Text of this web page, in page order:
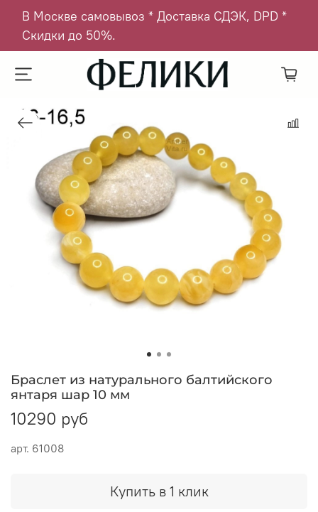
В Москве самовывоз * Доставка СДЭК, DPD *
Скидки до 50%.
арт. 61008
Браслет из натурального балтийского
янтаря шар 10 мм
10290 руб
Купить в 1 клик